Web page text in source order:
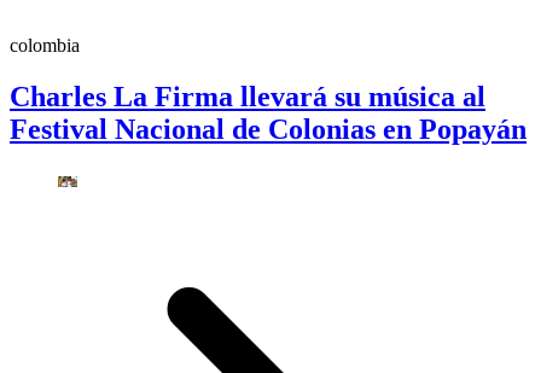
colombia
Charles La Firma llevará su música al
Festival Nacional de Colonias en Popayán